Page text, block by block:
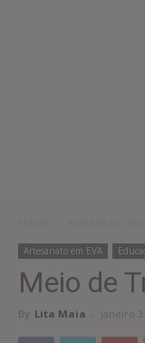
Artesanato em EVA
Meio de
By Lita Maia - janeiro